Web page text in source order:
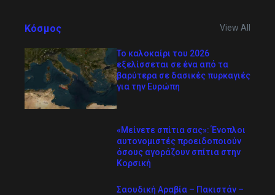
Κόσμος View All
Το καλοκαίρι του 2026
εξελίσσεται σε ένα από τα
βαρύτερα σε δασικές πυρκαγιές
για την Ευρώπη
«Μείνετε σπίτια σας»: Ένοπλοι
αυτονομιστές προειδοποιούν
όσους αγοράζουν σπίτια στην
Κορσική
Σαουδική Αραβία – Πακιστάν –